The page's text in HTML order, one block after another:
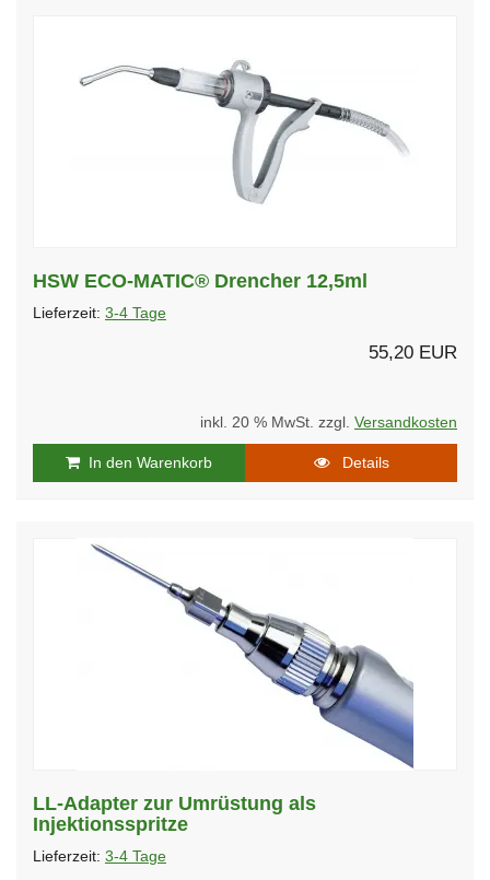
HSW ECO-MATIC® Drencher 12,5ml
Lieferzeit: 3-4 Tage
55,20 EUR
inkl. 20 % MwSt. zzgl. Versandkosten
In den Warenkorb Details
LL-Adapter zur Umrüstung als
Injektionsspritze
Lieferzeit: 3-4 Tage